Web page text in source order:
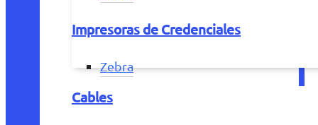
Impresoras de Credenciales
Zebra
Cables